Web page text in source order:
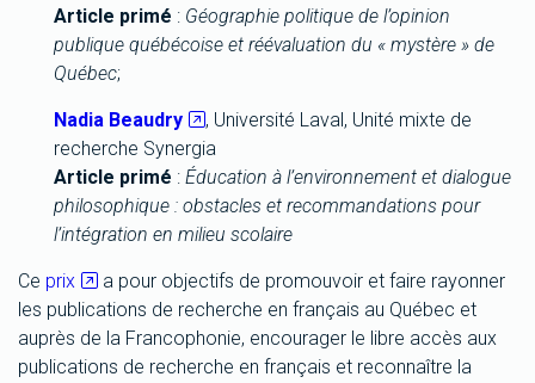
Article primé : Géographie politique de l’opinion
publique québécoise et réévaluation du « mystère » de
Québec;
Nadia Beaudry
, Université Laval, Unité mixte de
recherche Synergia
Article primé : Éducation à l’environnement et dialogue
philosophique : obstacles et recommandations pour
l’intégration en milieu scolaire
Ce prix
a pour objectifs de promouvoir et faire rayonner
les publications de recherche en français au Québec et
auprès de la Francophonie, encourager le libre accès aux
publications de recherche en français et reconnaître la